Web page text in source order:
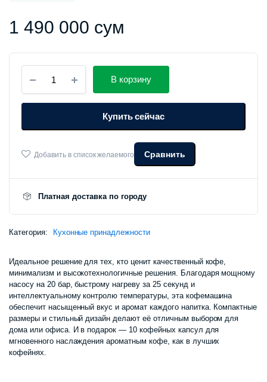
1 490 000 сум
кофемашина
Xiaomi
Mijia
Coffee
S1
В корзину
Купить сейчас
Добавить в список желаемого Сравнить
Платная доставка по городу
Категория: Кухонные принадлежности
Идеальное решение для тех, кто ценит качественный кофе,
минимализм и высокотехнологичные решения. Благодаря мощному
насосу на 20 бар, быстрому нагреву за 25 секунд и
интеллектуальному контролю температуры, эта кофемашина
обеспечит насыщенный вкус и аромат каждого напитка. Компактные
размеры и стильный дизайн делают её отличным выбором для
дома или офиса. И в подарок — 10 кофейных капсул для
мгновенного наслаждения ароматным кофе, как в лучших
кофейнях.